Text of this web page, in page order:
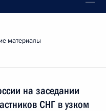
материалы
на заседании
СНГ в узком